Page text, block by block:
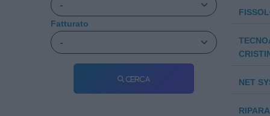
Fatturato
Cerca NET